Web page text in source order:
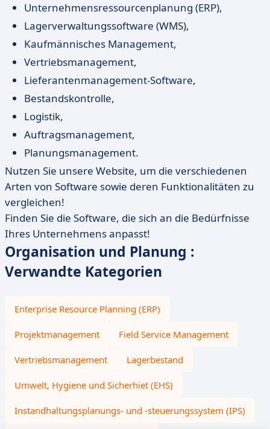
Unternehmensressourcenplanung (ERP),
Lagerverwaltungssoftware (WMS),
Kaufmännisches Management,
Vertriebsmanagement,
Lieferantenmanagement-Software,
Bestandskontrolle,
Logistik,
Auftragsmanagement,
Planungsmanagement.
Nutzen Sie unsere Website, um die verschiedenen
Arten von Software sowie deren Funktionalitäten zu
vergleichen!
Finden Sie die Software, die sich an die Bedürfnisse
Ihres Unternehmens anpasst!
Organisation und Planung :
Verwandte Kategorien
Enterprise Resource Planning (ERP)
Projektmanagement Field Service Management
Vertriebsmanagement Lagerbestand
Umwelt, Hygiene und Sicherhiet (EHS)
Instandhaltungsplanungs- und -steuerungssystem (IPS)